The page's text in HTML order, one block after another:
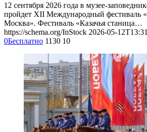
12 сентября 2026 года в музее-
пройдет XII Международный фестиваль
Москва». Фестиваль «Казачья станица…
https://schema.org/InStock 2026-05-
0Бесплатно 1130 10